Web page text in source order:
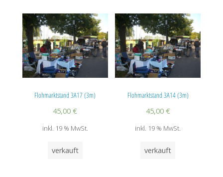
Flohmarktstand 3A17 (3m)
45,00€
inkl. 19 % MwSt.
verkauft
Flohmarktstand 3A14 (3m)
45,00 €
inkl. 19 % MwSt.
verkauft